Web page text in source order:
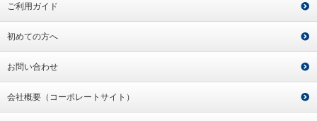
ご利用ガイド
初めての方へ
お問い合わせ
会社概要（コーポレートサイト）